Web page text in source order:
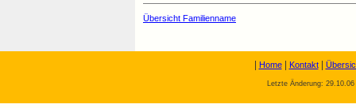
Übersicht Familienname
Home| Kontakt|
Letzte Änderung: 29.10.06